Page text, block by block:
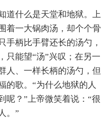
道什么是天堂和地狱。上
着一大锅肉汤，却个个骨
手柄比手臂还长的汤勺，
只能望“汤”兴叹；在另一
人、一样长柄的汤勺，但
的歌。“为什么地狱的人
呢？”上帝微笑着说：“很
。”